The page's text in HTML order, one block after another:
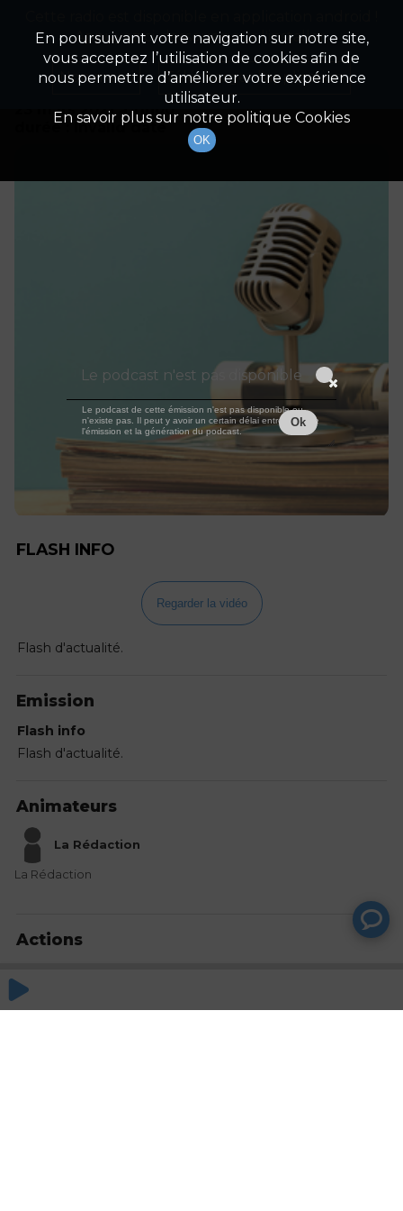
Détails De L'épisode
23 mars 2021
à 11h00
durée : Invalid date
FLASH INFO
Regarder la vidéo
Flash d'actualité.
Emission
Flash info
Flash d'actualité.
Animateurs
La Rédaction
La Rédaction
Actions
En poursuivant votre navigation sur notre site,
vous acceptez l’utilisation de cookies afin de
nous permettre d’améliorer votre expérience
utilisateur.
En savoir plus sur notre politique Cookies
OK
Appuyez ci-dessous pour l'installer.
Non merci Télécharger l'application
Le podcast n'est pas disponible
Le podcast de cette émission n'est pas disponible ou
n'existe pas. Il peut y avoir un certain délai entre la fin de
l'émission et la génération du podcast.
Ok